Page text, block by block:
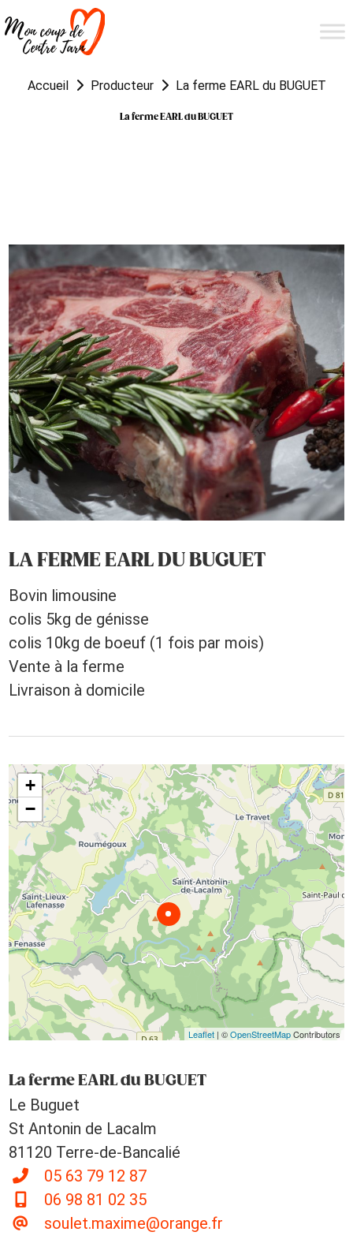
Accueil Producteur La ferme EARL du BUGUET
La ferme EARL du BUGUET
LA FERME EARL DU BUGUET
Bovin limousine
colis 5kg de génisse
colis 10kg de boeuf (1 fois par mois)
Vente à la ferme
Livraison à domicile
+
−
Leaflet| ©OpenStreetMapContributors
La ferme EARL du BUGUET
Le Buguet
St Antonin de Lacalm
81120 Terre-de-Bancalié
05 63 79 12 87
06 98 81 02 35
soulet.maxime@orange.fr